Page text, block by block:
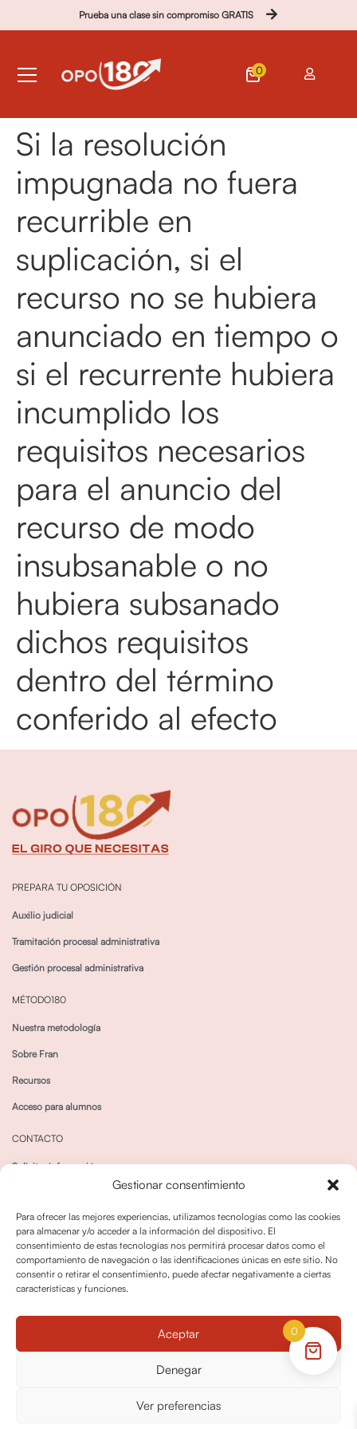
Gestionar consentimiento
Para ofrecer las mejores experiencias, utilizamos tecnologías como las cookies
para almacenar y/o acceder a la información del dispositivo. El
consentimiento de estas tecnologías nos permitirá procesar datos como el
comportamiento de navegación o las identificaciones únicas en este sitio. No
consentir o retirar el consentimiento, puede afectar negativamente a ciertas
características y funciones.
Aceptar
Denegar
Ver preferencias
Prueba una clase sin compromiso GRATIS
0
Si la resolución
impugnada no fuera
recurrible en
suplicación, si el
recurso no se hubiera
anunciado en tiempo o
si el recurrente hubiera
incumplido los
requisitos necesarios
para el anuncio del
recurso de modo
insubsanable o no
hubiera subsanado
dichos requisitos
dentro del término
conferido al efecto
PREPARA TU OPOSICIÓN
Auxilio judicial
Tramitación procesal administrativa
Gestión procesal administrativa
MÉTODO180
Nuestra metodología
Sobre Fran
Recursos
Acceso para alumnos
CONTACTO
Solicitar información
Política de cookies
Política dedevoluciones y cancelaciones
0